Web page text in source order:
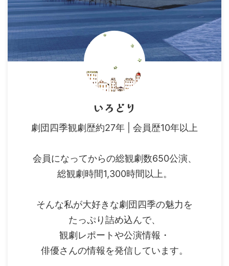
いろどり
劇団四季観劇歴約27年 | 会員歴10年以上
会員になってからの総観劇数650公演、
総観劇時間1,300時間以上。
そんな私が大好きな劇団四季の魅力を
たっぷり詰め込んで、
観劇レポートや公演情報・
俳優さんの情報を発信しています。